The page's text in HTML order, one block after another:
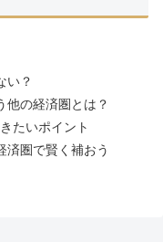
い？
他の経済圏とは？
たいポイント
済圏で賢く補おう